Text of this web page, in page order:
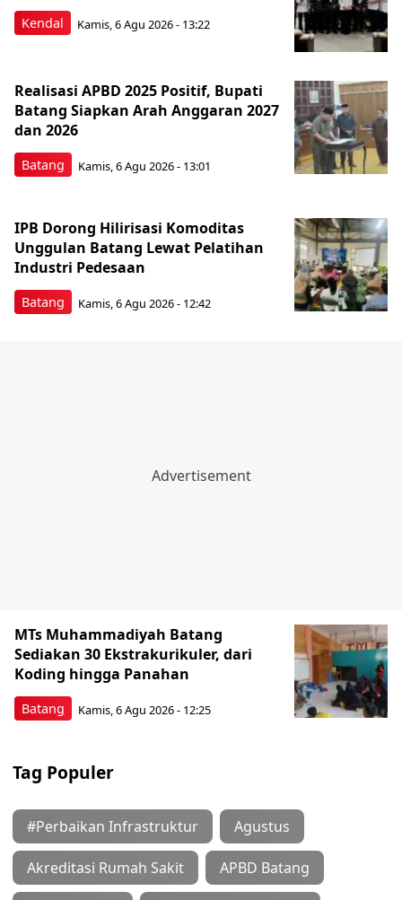
Kendal Kamis, 6 Agu 2026 - 13:22
Batang
Realisasi APBD 2025 Positif, Bupati
Batang Siapkan Arah Anggaran 2027
dan 2026
Kamis, 6 Agu 2026 - 13:01
Batang
IPB Dorong Hilirisasi Komoditas
Unggulan Batang Lewat Pelatihan
Industri Pedesaan
Kamis, 6 Agu 2026 - 12:42
Batang
MTs Muhammadiyah Batang
Sediakan 30 Ekstrakurikuler, dari
Koding hingga Panahan
Kamis, 6 Agu 2026 - 12:25
Tag Populer
#Perbaikan Infrastruktur Agustus
Akreditasi Rumah Sakit APBD Batang